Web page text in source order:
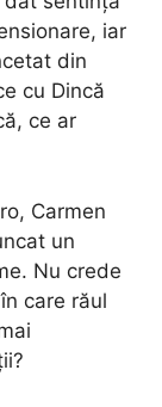
iar
din
cu Dincă
ce ar
Carmen
un
Nu crede
care răul